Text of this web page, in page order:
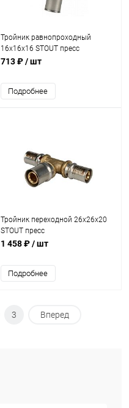
Тройник равнопроходный
16х16х16 STOUT пресс
713 ₽/ шт
Подробнее
Тройник переходной 26х26х20
STOUT пресс
1 458 ₽/ шт
Подробнее
3 Вперед